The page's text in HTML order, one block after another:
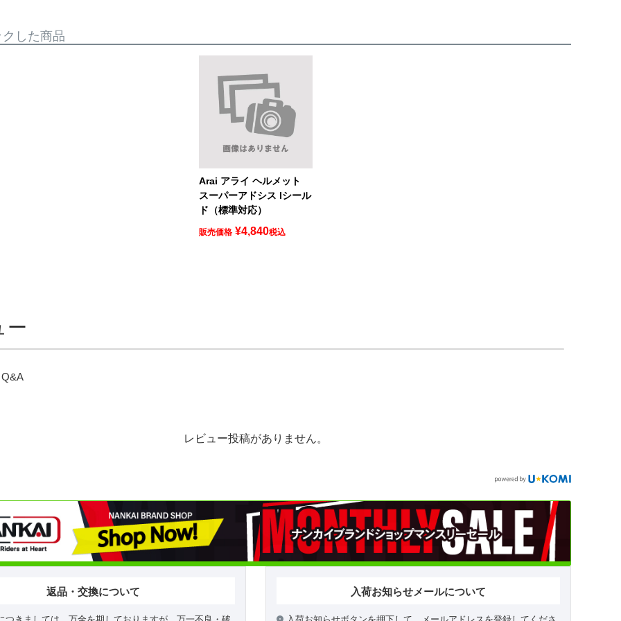
した商品
Arai アライ ヘルメット
スーパーアドシス Iシール
ド（標準対応）
販売価格 ¥4,840税込
ー
Q&A
レビュー投稿がありません。
返品・交換について 入荷お知らせメールについて